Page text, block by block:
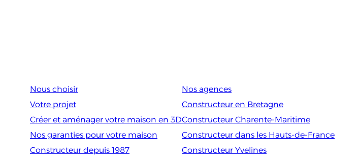
Nous choisir
Votre projet
Créer et aménager votre maison en 3D
Nos garanties pour votre maison
Constructeur depuis 1987
Nos agences
Constructeur en Bretagne
Constructeur Charente-Maritime
Constructeur dans les Hauts-de-France
Constructeur Yvelines